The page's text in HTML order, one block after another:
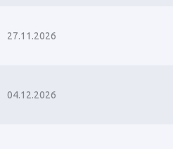
27.11.2026
04.12.2026